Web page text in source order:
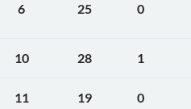
6 25 0
10 28
1
11 19 0